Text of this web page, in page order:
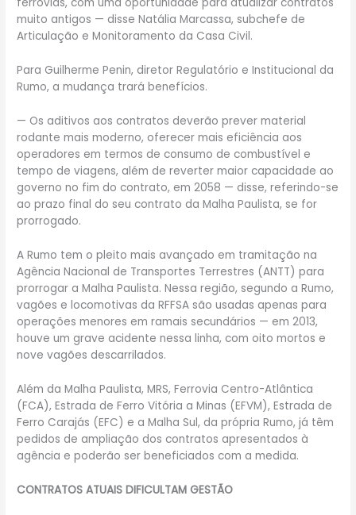
ferrovias, com uma oportunidade para atualizar contratos
muito antigos — disse Natália Marcassa, subchefe de
Articulação e Monitoramento da Casa Civil.
Para Guilherme Penin, diretor Regulatório e Institucional da
Rumo, a mudança trará benefícios.
— Os aditivos aos contratos deverão prever material
rodante mais moderno, oferecer mais eficiência aos
operadores em termos de consumo de combustível e
tempo de viagens, além de reverter maior capacidade ao
governo no fim do contrato, em 2058 — disse, referindo-se
ao prazo final do seu contrato da Malha Paulista, se for
prorrogado.
A Rumo tem o pleito mais avançado em tramitação na
Agência Nacional de Transportes Terrestres (ANTT) para
prorrogar a Malha Paulista. Nessa região, segundo a Rumo,
vagões e locomotivas da RFFSA são usadas apenas para
operações menores em ramais secundários — em 2013,
houve um grave acidente nessa linha, com oito mortos e
nove vagões descarrilados.
Além da Malha Paulista, MRS, Ferrovia Centro-Atlântica
(FCA), Estrada de Ferro Vitória a Minas (EFVM), Estrada de
Ferro Carajás (EFC) e a Malha Sul, da própria Rumo, já têm
pedidos de ampliação dos contratos apresentados à
agência e poderão ser beneficiados com a medida.
CONTRATOS ATUAIS DIFICULTAM GESTÃO